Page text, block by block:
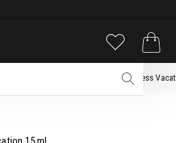
Australian Gold Endless